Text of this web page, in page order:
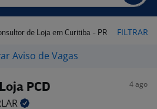
de Loja em Curitiba - PR FILTRAR
Aviso de Vagas
PCD 4 ago